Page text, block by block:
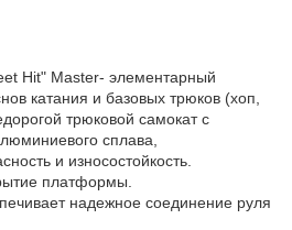
Hit" Master- элементарный
катания и базовых трюков (хоп,
трюковой самокат с
сплава,
и износостойкость.
платформы.
надежное соединение руля